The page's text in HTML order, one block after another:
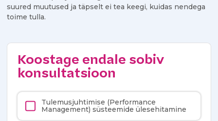
suured muutused ja täpselt ei tea keegi, kuidas nendega
toime tulla.
Koostage endale sobiv
konsultatsioon
Tulemusjuhtimise (Performance
Management) süsteemide ülesehitamine